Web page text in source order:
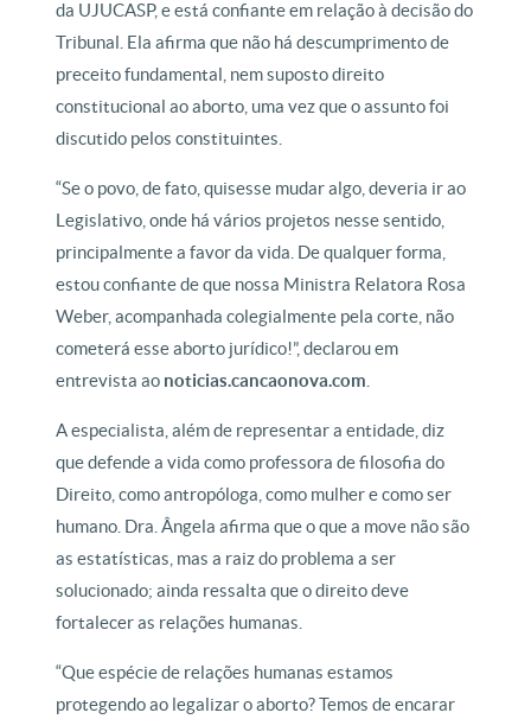
da UJUCASP, e está confiante em relação à decisão do
Tribunal. Ela afirma que não há descumprimento de
preceito fundamental, nem suposto direito
constitucional ao aborto, uma vez que o assunto foi
discutido pelos constituintes.
“Se o povo, de fato, quisesse mudar algo, deveria ir ao
Legislativo, onde há vários projetos nesse sentido,
principalmente a favor da vida. De qualquer forma,
estou confiante de que nossa Ministra Relatora Rosa
Weber, acompanhada colegialmente pela corte, não
cometerá esse aborto jurídico!”, declarou em
entrevista ao noticias.cancaonova.com
A especialista, além de representar a entidade, diz
que defende a vida como professora de filosofia do
Direito, como antropóloga, como mulher e como ser
humano. Dra. Ângela afirma que o que a move não são
as estatísticas, mas a raiz do problema a ser
solucionado; ainda ressalta que o direito deve
fortalecer as relações humanas.
“Que espécie de relações humanas estamos
protegendo ao legalizar o aborto? Temos de encarar